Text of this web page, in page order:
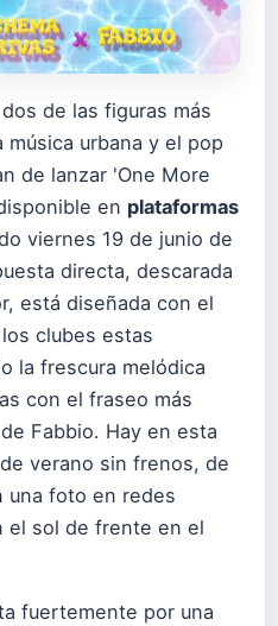
de las figuras más
urbana y el pop
de lanzar 'One More
en plataformas
viernes 19 de junio de
directa, descarada
está diseñada con el
clubes estas
la frescura melódica
con el fraseo más
Fabbio. Hay en esta
verano sin frenos, de
una foto en redes
el sol de frente en el
fuertemente por una